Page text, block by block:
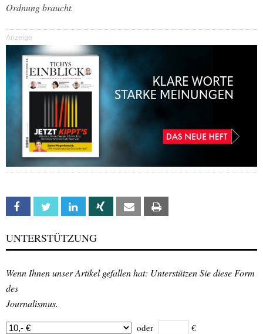
Ordnung braucht.
Anzeige
Facebook Twitter Linkedin Xing Email
UNTERSTÜTZUNG
Wenn Ihnen unser Artikel gefallen hat: Unterstützen Sie diese Form
des
Journalismus.
oder €